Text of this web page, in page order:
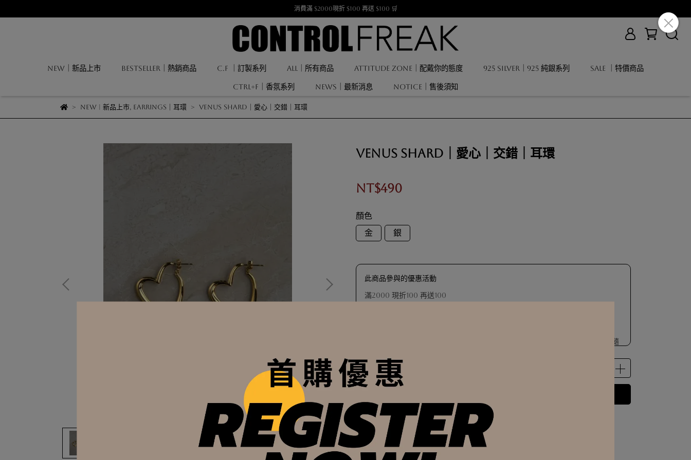
消費滿 $2000現折 $100 再送 $100 🛒
NEW｜新品上市 BESTSELLER｜熱銷商品 C.F ｜訂製系列 ALL｜所有商品 ATTITUDE ZONE｜配戴你的態度 925 Silver｜925 純銀系列 SALE ｜特價商品
CTRL+F｜香氛系列 NEWS｜最新消息 NOTICE｜售後須知
NEW | 新品上市, EARRINGS｜耳環 Venus Shard｜愛心｜交錯｜耳環
Venus Shard｜愛心｜交錯｜耳環
NT$490
顏色
金
銀
此商品參與的優惠活動
滿2000 現折100 再送100
【滿額好禮】 C/F 品牌訂製｜BADASS｜電繡標語｜旅行收納包（不指定顏色 隨
【滿額好禮】品牌擦拭布（數量有限 贈完為止）
【滿額會員禮】戒圍測量器（數量有限 贈完為止）
加入最愛 此商品 「 最高 」可以折抵紅利